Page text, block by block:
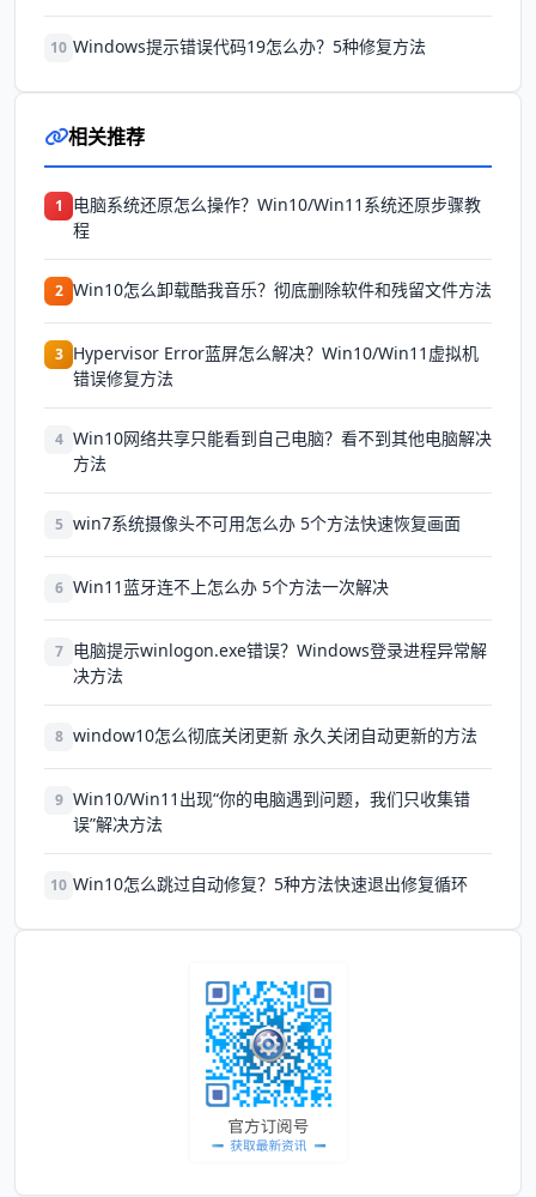
10 Windows提示错误代码19怎么办？5种修复方法
相关推荐
1
电脑系统还原怎么操作？Win10/Win11系统还原步骤教
程
2 Win10怎么卸载酷我音乐？彻底删除软件和残留文件方法
3 Hypervisor Error蓝屏怎么解决？Win10/Win11虚拟机
错误修复方法
4 Win10网络共享只能看到自己电脑？看不到其他电脑解决
方法
5 win7系统摄像头不可用怎么办 5个方法快速恢复画面
6 Win11蓝牙连不上怎么办 5个方法一次解决
7 电脑提示winlogon.exe错误？Windows登录进程异常解
决方法
8 window10怎么彻底关闭更新 永久关闭自动更新的方法
9 Win10/Win11出现“你的电脑遇到问题，我们只收集错
误”解决方法
10 Win10怎么跳过自动修复？5种方法快速退出修复循环